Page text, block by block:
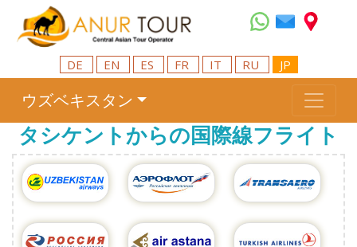
DE EN ES FR IT RU JP
ウズベキスタン
タシケントからの国際線フライト